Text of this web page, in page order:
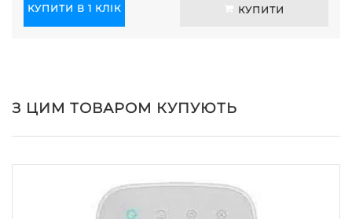
КУПИТИ В 1 КЛІК КУПИТИ
З ЦИМ ТОВАРОМ КУПУЮТЬ